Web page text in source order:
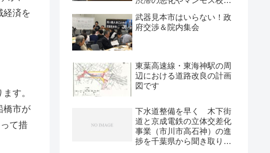
経済を
す。
橋市が
て措
武器見本市はいらない！政
府交渉＆院内集会
東葉高速線・東海神駅の周
辺における道路改良の計画
図です
下水道整備を早く 木下街
道と京成電鉄の立体交差化
事業（市川市高石神）の進
捗を千葉県から聞き取りま